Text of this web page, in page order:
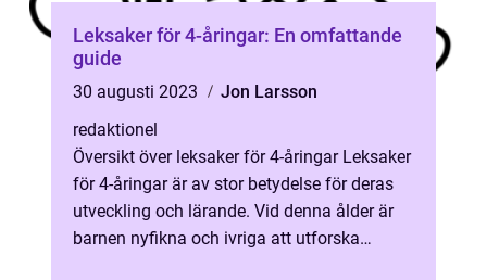
Leksaker för 4-åringar: En omfattande
guide
30 augusti 2023
Jon Larsson
redaktionel
Översikt över leksaker för 4-åringar Leksaker
för 4-åringar är av stor betydelse för deras
utveckling och lärande. Vid denna ålder är
barnen nyfikna och ivriga att utforska